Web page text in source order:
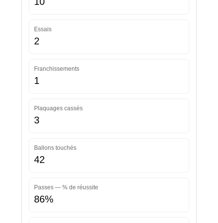
Essais
2
Franchissements
1
Plaquages cassés
3
Ballons touchés
42
Passes — % de réussite
86%